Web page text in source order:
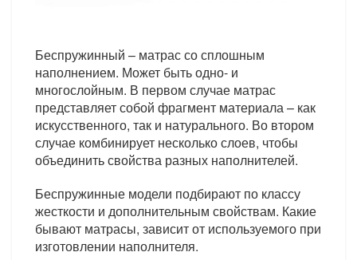
Беспружинный – матрас со сплошным
наполнением. Может быть одно- и
многослойным. В первом случае матрас
представляет собой фрагмент материала – как
искусственного, так и натурального. Во втором
случае комбинирует несколько слоев, чтобы
объединить свойства разных наполнителей.
Беспружинные модели подбирают по классу
жесткости и дополнительным свойствам. Какие
бывают матрасы, зависит от используемого при
изготовлении наполнителя.